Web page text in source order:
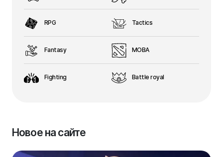
RPG
Fantasy
Fighting
Tactics
MOBA
Battle royal
Новое на сайте